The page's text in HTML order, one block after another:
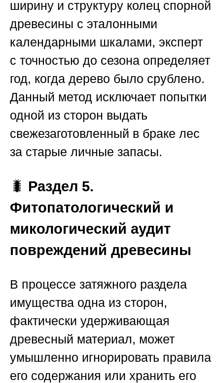
ширину и структуру колец спорной
древесины с эталонными
календарными шкалами, эксперт
с точностью до сезона определяет
год, когда дерево было срублено.
Данный метод исключает попытки
одной из сторон выдать
свежезаготовленный в браке лес
за старые личные запасы.
🐛 Раздел 5.
Фитопатологический и
микологический аудит
повреждений древесины
В процессе затяжного раздела
имущества одна из сторон,
фактически удерживающая
древесный материал, может
умышленно игнорировать правила
его содержания или хранить его